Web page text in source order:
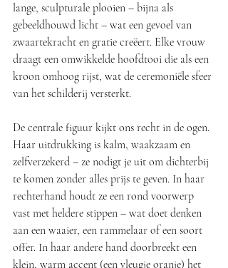
lange, sculpturale plooien – bijna als
gebeeldhouwd licht – wat een gevoel van
zwaartekracht en gratie creëert. Elke vrouw
draagt een omwikkelde hoofdtooi die als een
kroon omhoog rijst, wat de ceremoniële sfeer
van het schilderij versterkt.
De centrale figuur kijkt ons recht in de ogen.
Haar uitdrukking is kalm, waakzaam en
zelfverzekerd – ze nodigt je uit om dichterbij
te komen zonder alles prijs te geven. In haar
rechterhand houdt ze een rond voorwerp
vast met heldere stippen – wat doet denken
aan een waaier, een rammelaar of een soort
offer. In haar andere hand doorbreekt een
klein, warm accent (een vleugje oranje) het